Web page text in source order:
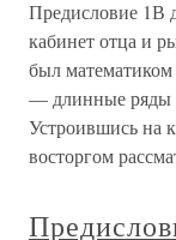
Предисловие 1В
кабинет отца и
был
— длинные ряды
Устроившись на
восторгом